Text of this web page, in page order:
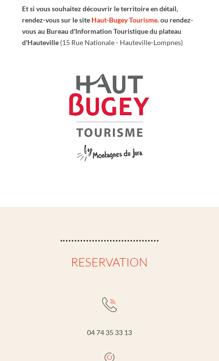
Et si vous souhaitez découvrir le territoire en détail,
rendez-vous sur le site Haut-Bugey Tourisme.ou rendez-
vous au Bureau d'Information Touristique du plateau
d'Hauteville (15 Rue Nationale - Hauteville-Lompnes)
RESERVATION
04 74 35 33 13